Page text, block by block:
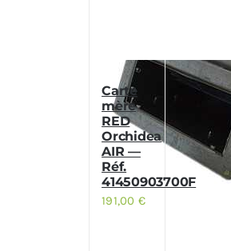
Carte
mère
RED
Orchidea
AIR —
Réf.
41450903700F
191,00 €